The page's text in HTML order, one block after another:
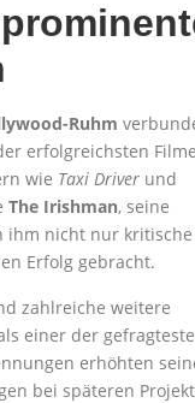
Ruhm
erfolgreichsten Filme
wie Taxi Driver und
The Irishman, seine
ihm nicht nur kritische
Erfolg gebracht.
zahlreiche weitere
einer der
erhöhten
bei späteren